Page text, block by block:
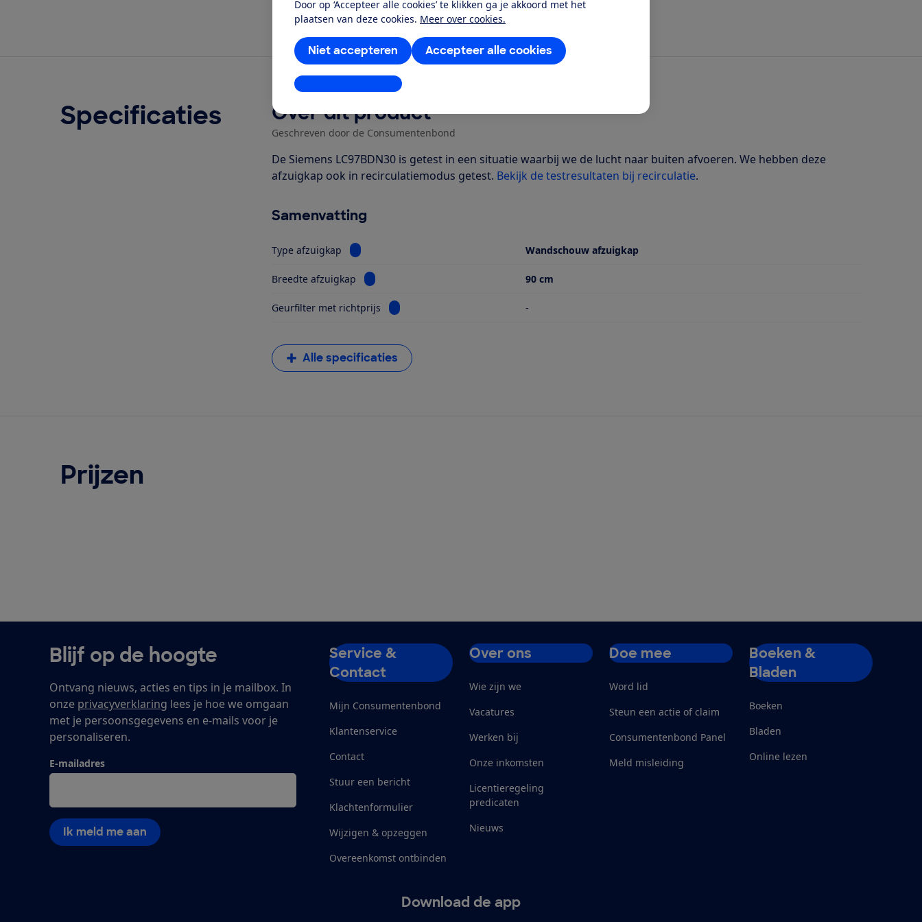
Door op ‘Accepteer alle cookies’ te klikken ga je akkoord met het
plaatsen van deze cookies. Meer over cookies.
Accepteer alle cookies
Niet accepteren
Instellingen aanpassen
Al lid? Log in
Specificaties Over dit product
Geschreven door de Consumentenbond
De Siemens LC97BDN30 is getest in een situatie waarbij we de lucht naar buiten afvoeren. We hebben deze
afzuigkap ook in recirculatiemodus getest. Bekijk de testresultaten bij recirculatie.
Samenvatting
Type afzuigkap Bekijk informatie voor Type afzuigkap Wandschouw afzuigkap
Breedte afzuigkap Bekijk informatie voor Breedte afzuigkap
90 cm
Geurfilter met richtprijs Bekijk informatie voor Geurfilter met richtprijs
-
Alle specificaties
Prijzen
Blijf op de hoogte
Ontvang nieuws, acties en tips in je mailbox. In
onze privacyverklaring lees je hoe we omgaan
met je persoonsgegevens en e-mails voor je
personaliseren.
E-mailadres
Ik meld me aan
Service &
Contact
Mijn Consumentenbond
Klantenservice
Contact
Stuur een bericht
Klachtenformulier
Wijzigen & opzeggen
Overeenkomst ontbinden
Over ons
Wie zijn we
Vacatures
Werken bij
Onze inkomsten
Licentieregeling
predicaten
Nieuws
Doe mee
Word lid
Steun een actie of claim
Consumentenbond Panel
Meld misleiding
Boeken &
Bladen
Boeken
Bladen
Online lezen
Download de app